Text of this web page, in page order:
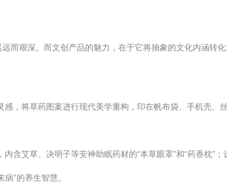
而艰深。而文创产品的魅力，在于它将抽象的文化内涵转
，将草药图案进行现代美学重构，印在帆布袋、手机壳、
含艾草、决明子等安神助眠药材的“本草眼罩”和“药香枕”
”的养生智慧。